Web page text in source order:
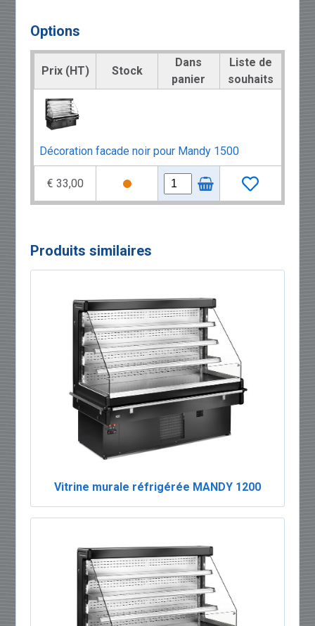
Options
Prix (HT) Stock
Dans
panier
Liste de
souhaits
Décoration facade noir pour Mandy 1500
€ 33,00
Produits similaires
Vitrine murale réfrigérée MANDY 1200